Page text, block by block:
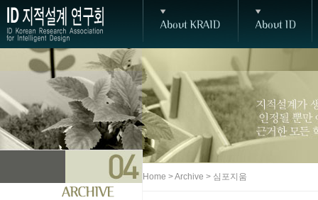
Home > Archive > 심포지움